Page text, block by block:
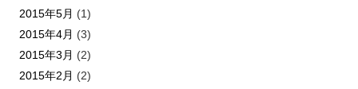
2015年5月 (1)
2015年4月 (3)
2015年3月 (2)
2015年2月 (2)